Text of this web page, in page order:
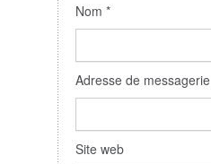
Nom *
Adresse de messagerie
Site web